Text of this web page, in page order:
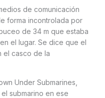
de comunicación
forma incontrolada por
de 34 m que estaba
el lugar. Se dice que el
el casco de la
Under Submarines,
submarino en ese